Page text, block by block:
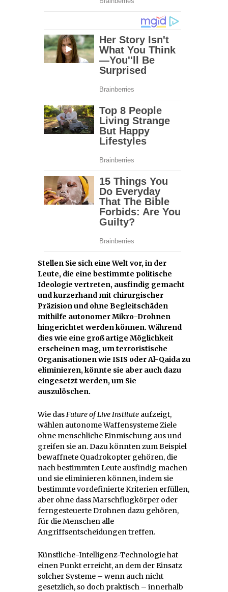
Stellen Sie sich eine Welt vor, in der
Leute, die eine bestimmte politische
Ideologie vertreten, ausfindig gemacht
und kurzerhand mit chirurgischer
Präzision und ohne Begleitschäden
mithilfe autonomer Mikro-Drohnen
hingerichtet werden können. Während
dies wie eine großartige Möglichkeit
erscheinen mag, um terroristische
Organisationen wie ISIS oder Al-Qaida zu
eliminieren, könnte sie aber auch dazu
eingesetzt werden, um Sie
auszulöschen.
Wie dasFuture of Live Institute aufzeigt,
wählen autonome Waffensysteme Ziele
ohne menschliche Einmischung aus und
greifen sie an. Dazu könnten zum Beispiel
bewaffnete Quadrokopter gehören, die
nach bestimmten Leute ausfindig machen
und sie eliminieren können, indem sie
bestimmte vordefinierte Kriterien erfüllen,
aber ohne dass Marschflugkörper oder
ferngesteuerte Drohnen dazu gehören,
für die Menschen alle
Angriffsentscheidungen treffen.
Künstliche-Intelligenz-Technologie hat
einen Punkt erreicht, an dem der Einsatz
solcher Systeme – wenn auch nicht
gesetzlich, so doch praktisch – innerhalb